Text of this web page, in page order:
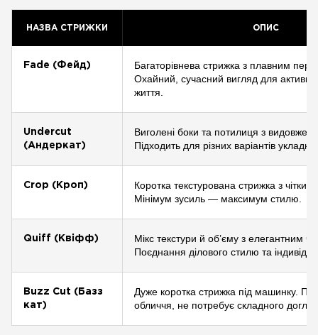
НАЗВА СТРИЖКИ ОПИС
Fade (Фейд)
Багаторівнева стрижка з плавним
Охайний, сучасний вигляд для
життя.
Undercut
(Андеркат)
Виголені боки та потилиця з
Підходить для різних варіантів укладки.
Crop (Кроп)
Коротка текстурована стрижка з
Мінімум зусиль — максимум стилю.
Quiff (Квіфф)
Мікс текстури й об’єму з елегантним
Поєднання ділового стилю та
Buzz Cut (Базз
кат)
Дуже коротка стрижка під машинку.
обличчя, не потребує складного